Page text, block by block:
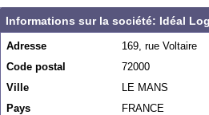
Informations sur la société: Idéal
Adresse
169, rue Voltaire
Code postal
72000
Ville
LE MANS
Pays
FRANCE